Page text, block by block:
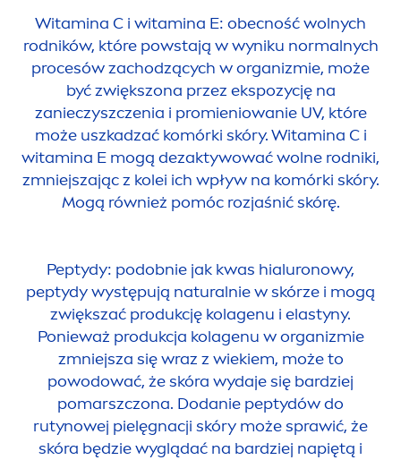
Witamina C i witamina E: obecność wolnych
rodników, które powstają w wyniku normalnych
procesów zachodzących w organizmie, może
być zwiększona przez ekspozycję na
zanieczyszczenia i promieniowanie UV, które
może uszkadzać komórki skóry. Witamina C i
witamina E mogą dezaktywować wolne rodniki,
zmniejszając z kolei ich wpływ na komórki skóry.
Mogą również pomóc rozjaśnić skórę.
Peptydy: podobnie jak kwas hialuronowy,
peptydy występują naturalnie w skórze i mogą
zwiększać produkcję kolagenu i elastyny.
Ponieważ produkcja kolagenu w organizmie
zmniejsza się wraz z wiekiem, może to
powodować, że skóra wydaje się bardziej
pomarszczona. Dodanie peptydów do
rutynowej pielęgnacji skóry może sprawić, że
skóra będzie wyglądać na bardziej napiętą i